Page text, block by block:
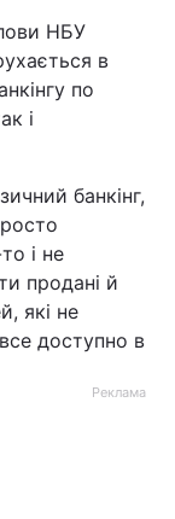
НБУ
в
по
і
банкінг,
і не
продані й
які не
доступно в
Реклама